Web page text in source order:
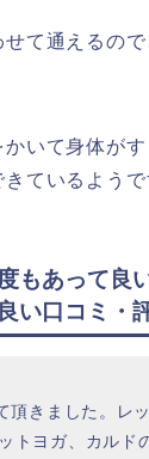
て通えるの
いて身体が
ているようで
もあって良
い口コミ・
頂きました。レ
トヨガ、カルド